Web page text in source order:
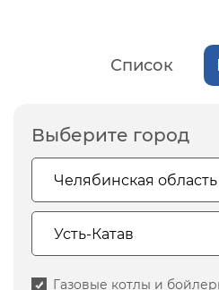
Список
Выберите город
Газовые котлы и